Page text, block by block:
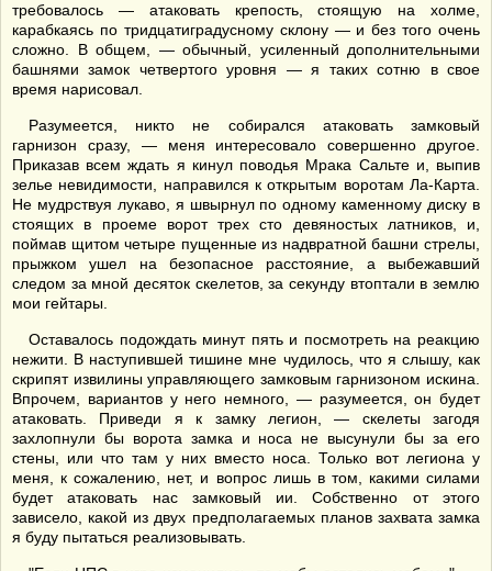
требовалось — атаковать крепость, стоящую на холме,
карабкаясь по тридцатиградусному склону — и без того очень
сложно. В общем, — обычный, усиленный дополнительными
башнями замок четвертого уровня — я таких сотню в свое
время нарисовал.
Разумеется, никто не собирался атаковать замковый
гарнизон сразу, — меня интересовало совершенно другое.
Приказав всем ждать я кинул поводья Мрака Сальте и, выпив
зелье невидимости, направился к открытым воротам Ла-Карта.
Не мудрствуя лукаво, я швырнул по одному каменному диску в
стоящих в проеме ворот трех сто девяностых латников, и,
поймав щитом четыре пущенные из надвратной башни стрелы,
прыжком ушел на безопасное расстояние, а выбежавший
следом за мной десяток скелетов, за секунду втоптали в землю
мои гейтары.
Оставалось подождать минут пять и посмотреть на реакцию
нежити. В наступившей тишине мне чудилось, что я слышу, как
скрипят извилины управляющего замковым гарнизоном искина.
Впрочем, вариантов у него немного, — разумеется, он будет
атаковать. Приведи я к замку легион, — скелеты загодя
захлопнули бы ворота замка и носа не высунули бы за его
стены, или что там у них вместо носа. Только вот легиона у
меня, к сожалению, нет, и вопрос лишь в том, какими силами
будет атаковать нас замковый ии. Собственно от этого
зависело, какой из двух предполагаемых планов захвата замка
я буду пытаться реализовывать.